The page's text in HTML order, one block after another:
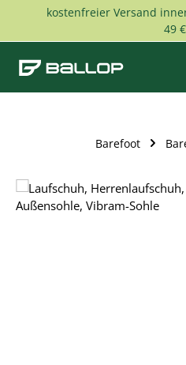
Zum Hauptinhalt springen
kostenfreier Versand
49 €
Barefoot
Bildergalerie überspringen